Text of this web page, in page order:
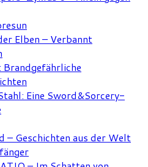
Elben – Verbannt
Brandgefährliche
Eine Sword&Sorcery-
– Geschichten aus der Welt